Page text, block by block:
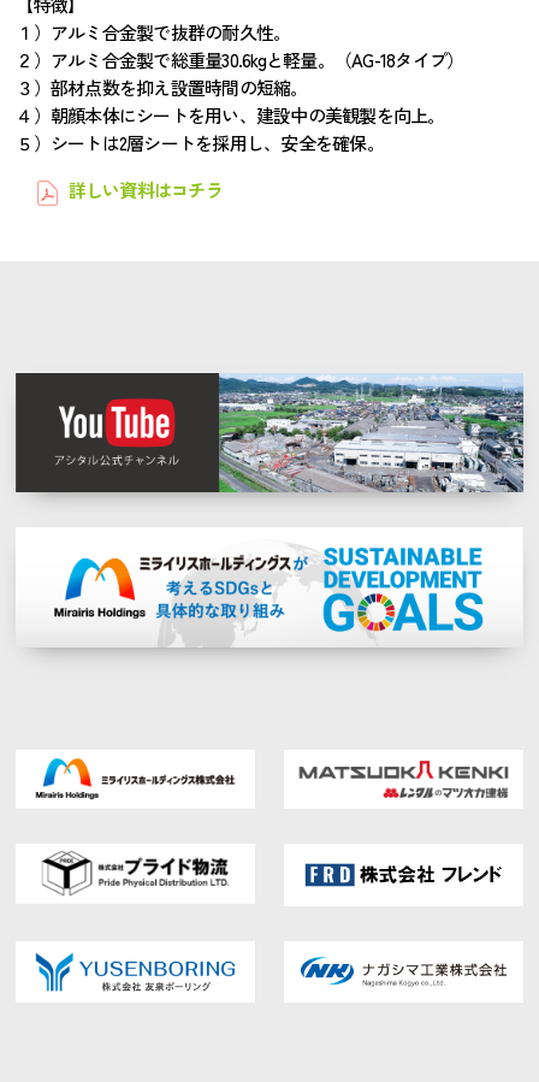
１）アルミ合金製で抜群の耐久性。
２）アルミ合金製で総重量30.6kgと軽量。（AG-18タイプ）
３）部材点数を抑え設置時間の短縮。
４）朝顔本体にシートを用い、建設中の美観製を向上。
５）シートは2層シートを採用し、安全を確保。
詳しい資料はコチラ